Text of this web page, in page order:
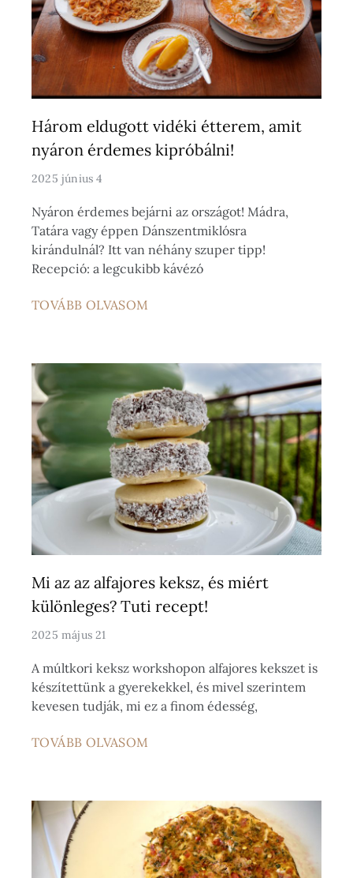
Három eldugott vidéki étterem, amit
nyáron érdemes kipróbálni!
2025 június 4
Nyáron érdemes bejárni az országot! Mádra,
Tatára vagy éppen Dánszentmiklósra
kirándulnál? Itt van néhány szuper tipp!
Recepció: a legcukibb kávézó
TOVÁBB OLVASOM
Mi az az alfajores keksz, és miért
különleges? Tuti recept!
2025 május 21
A múltkori keksz workshopon alfajores kekszet is
készítettünk a gyerekekkel, és mivel szerintem
kevesen tudják, mi ez a finom édesség,
TOVÁBB OLVASOM